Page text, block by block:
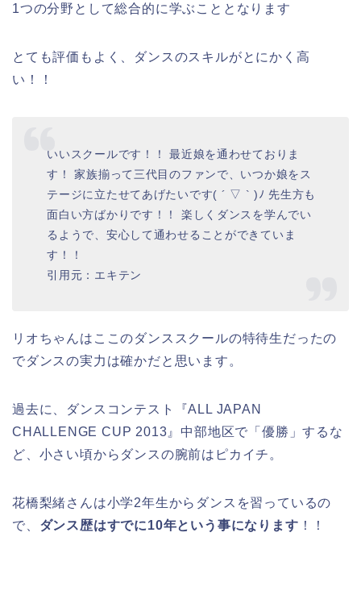
1つの分野として総合的に学ぶこととなります
とても評価もよく、ダンスのスキルがとにかく高
い！！
いいスクールです！！ 最近娘を通わせておりま
す！ 家族揃って三代目のファンで、いつか娘をス
テージに立たせてあげたいです( ´ ▽ ` )ﾉ 先生方も
面白い方ばかりです！！ 楽しくダンスを学んでい
るようで、安心して通わせることができていま
す！！
引用元：エキテン
リオちゃんはここのダンススクールの特待生だったの
でダンスの実力は確かだと思います。
過去に、ダンスコンテスト『ALL JAPAN
CHALLENGE CUP 2013』中部地区で「優勝」するな
ど、小さい頃からダンスの腕前はピカイチ。
花橋梨緒さんは小学2年生からダンスを習っているの
で、 ダンス歴はすでに10年という事になります ！！